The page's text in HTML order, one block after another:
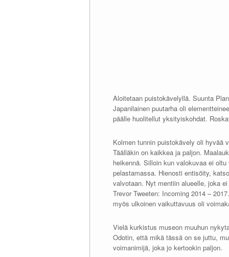
Aloitetaan puistokävelyllä. Suunta
Japanilainen puutarha oli
päälle huolitellut yksityiskohdat.
Kolmen tunnin puistokävely oli hyvää
Täälläkin on kaikkea ja paljon.
heikennä. Silloin kun valokuvaa ei
pelastamassa. Hienosti entisöity,
valvotaan. Nyt mentiin alueelle, joka
Trevor Tweeten: Incoming 2014 –
myös ulkoinen vaikuttavuus oli
Vielä kurkistus museon muuhun
Odotin, että mikä tässä on se juttu,
voimanimijä, joka jo kertookin paljon.